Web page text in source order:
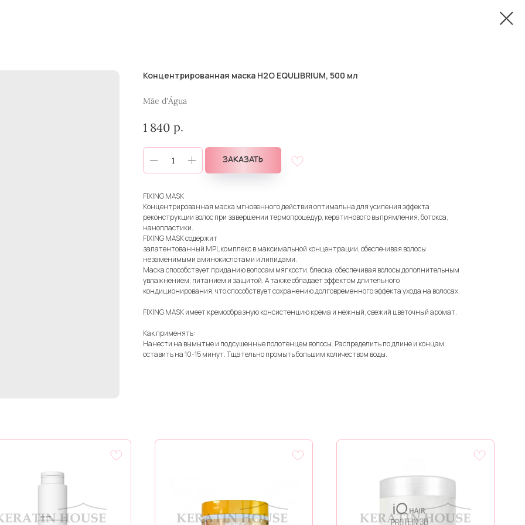
Концентрированная маска H2O EQULIBRIUM, 500 мл
Mãe d'Água
1 840 р.
Заказать
FIXING MASK
Концентрированная маска мгновенного действия оптимальна для усиления эффекта
реконструкции волос при завершении термопроцедур, кератинового выпрямления, ботокса,
нанопластики.
FIXING MASK содержит
запатентованный МPL комплекс в максимальной концентрации, обеспечивая волосы
незаменимыми аминокислотами и липидами.
Маска способствует приданию волосам мягкости, блеска, обеспечивая волосы дополнительным
увлажнением, питанием и защитой. А также обладает эффектом длительного
кондиционирования, что способствует сохранению долговременного эффекта ухода на волосах.
FIXING MASK имеет кремообразную консистенцию крема и нежный, свежий цветочный аромат.
Как применять:
Нанести на вымытые и подсушенные полотенцем волосы. Распределить по длине и концам,
оставить на 10-15 минут. Тщательно промыть большим количеством воды.